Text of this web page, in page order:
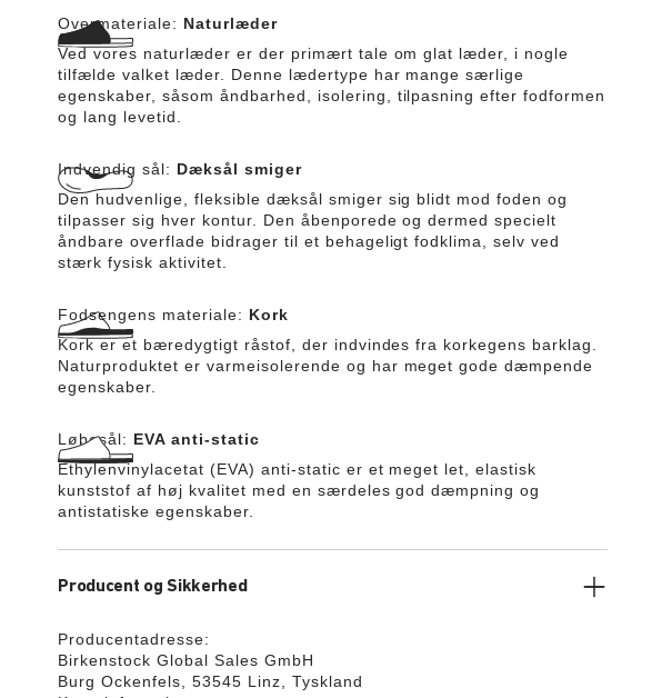
Overmateriale: Naturlæder
Ved vores naturlæder er der primært tale om glat læder, i nogle
tilfælde valket læder. Denne lædertype har mange særlige
egenskaber, såsom åndbarhed, isolering, tilpasning efter fodformen
og lang levetid.
Indvendig sål: Dæksål smiger
Den hudvenlige, fleksible dæksål smiger sig blidt mod foden og
tilpasser sig hver kontur. Den åbenporede og dermed specielt
åndbare overflade bidrager til et behageligt fodklima, selv ved
stærk fysisk aktivitet.
Fodsengens materiale: Kork
Kork er et bæredygtigt råstof, der indvindes fra korkegens barklag.
Naturproduktet er varmeisolerende og har meget gode dæmpende
egenskaber.
Løbesål: EVA anti-static
Ethylenvinylacetat (EVA) anti-static er et meget let, elastisk
kunststof af høj kvalitet med en særdeles god dæmpning og
antistatiske egenskaber.
Producent og Sikkerhed
Producentadresse:
Birkenstock Global Sales GmbH
Burg Ockenfels, 53545 Linz, Tyskland